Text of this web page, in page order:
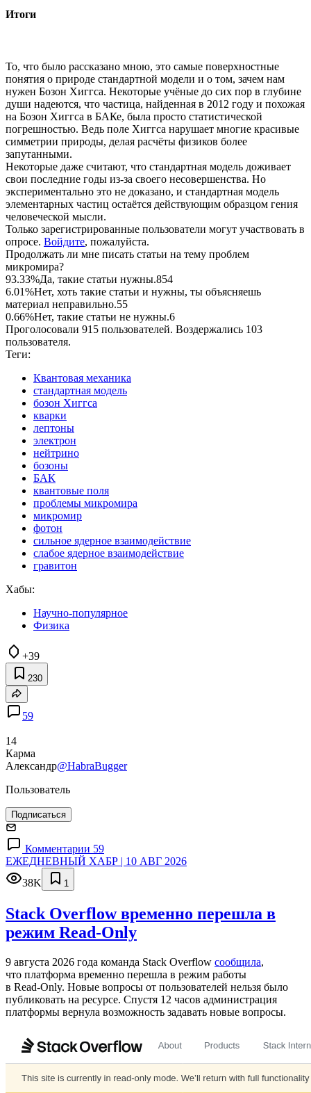
Итоги
То, что было рассказано мною, это самые поверхностные
понятия о природе стандартной модели и о том, зачем нам
нужен Бозон Хиггса. Некоторые учёные до сих пор в глубине
души надеются, что частица, найденная в 2012 году и похожая
на Бозон Хиггса в БАКе, была просто статистической
погрешностью. Ведь поле Хиггса нарушает многие красивые
симметрии природы, делая расчёты физиков более
запутанными.
Некоторые даже считают, что стандартная модель доживает
свои последние годы из-за своего несовершенства. Но
экспериментально это не доказано, и стандартная модель
элементарных частиц остаётся действующим образцом гения
человеческой мысли.
Только зарегистрированные пользователи могут участвовать в
опросе. Войдите, пожалуйста.
Продолжать ли мне писать статьи на тему проблем
микромира?
93.33%Да, такие статьи нужны.854
6.01%Нет, хоть такие статьи и нужны, ты объясняешь
материал неправильно.55
0.66%Нет, такие статьи не нужны.6
Проголосовали 915 пользователей. Воздержались 103
пользователя.
Теги:
Квантовая механика
стандартная модель
бозон Хиггса
кварки
лептоны
электрон
нейтрино
бозоны
БАК
квантовые поля
проблемы микромира
микромир
фотон
сильное ядерное взаимодействие
слабое ядерное взаимодействие
гравитон
Хабы:
Научно-популярное
Физика
+39
230
59
14
Карма
Александр@HabraBugger
Пользователь
Подписаться
Комментарии 59
ЕЖЕДНЕВНЫЙ ХАБР | 10 АВГ 2026
38K
1
Stack Overflow временно перешла в
режим Read-Only
9 августа 2026 года команда Stack Overflow сообщила,
что платформа временно перешла в режим работы
в Read‑Only. Новые вопросы от пользователей нельзя было
публиковать на ресурсе. Спустя 12 часов администрация
платформы вернула возможность задавать новые вопросы.